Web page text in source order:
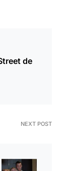
de
NEXT POST